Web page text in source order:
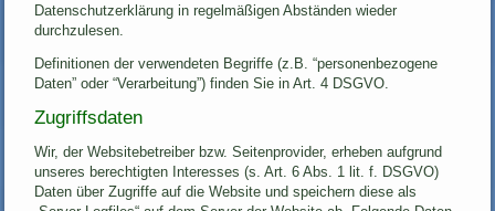
Datenschutzerklärung in regelmäßigen Abständen wieder
durchzulesen.
Definitionen der verwendeten Begriffe (z.B. “personenbezogene
Daten” oder “Verarbeitung”) finden Sie in Art. 4 DSGVO.
Zugriffsdaten
Wir, der Websitebetreiber bzw. Seitenprovider, erheben aufgrund
unseres berechtigten Interesses (s. Art. 6 Abs. 1 lit. f. DSGVO)
Daten über Zugriffe auf die Website und speichern diese als